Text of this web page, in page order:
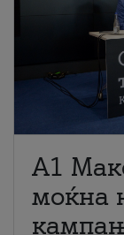
A1
моќна